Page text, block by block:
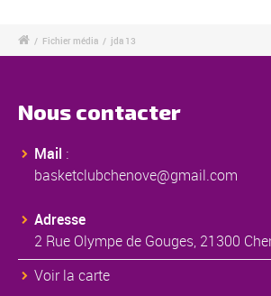
/ Fichier média / jda 13
Nous contacter
Mail :
basketclubchenove@gmail.com
Adresse
2 Rue Olympe de Gouges, 21300
Voir la carte